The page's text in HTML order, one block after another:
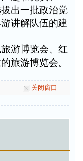
出一批政治觉
讲解队伍的建
游博览会、红
旅游博览会。
关闭窗口